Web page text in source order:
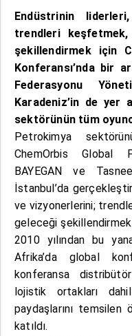
Endüstrinin
trendleri
şekillendirmek için
Konferansı’nda bir
Federasyonu
Karadeniz’in de yer
sektörünün tüm
Petrokimya
ChemOrbis Global
BAYEGAN ve
İstanbul’da
ve vizyonerlerini;
geleceği
2010 yılından bu
Afrika’da global
konferansa
lojistik ortakları
paydaşlarını
katıldı.